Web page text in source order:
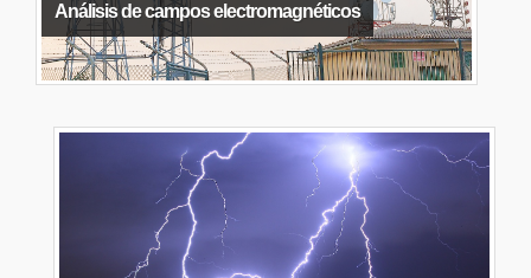
Análisis de campos electromagnéticos